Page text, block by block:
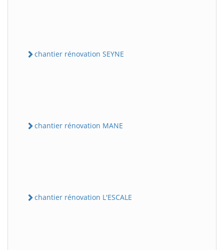
chantier rénovation SEYNE
chantier rénovation MANE
chantier rénovation L'ESCALE